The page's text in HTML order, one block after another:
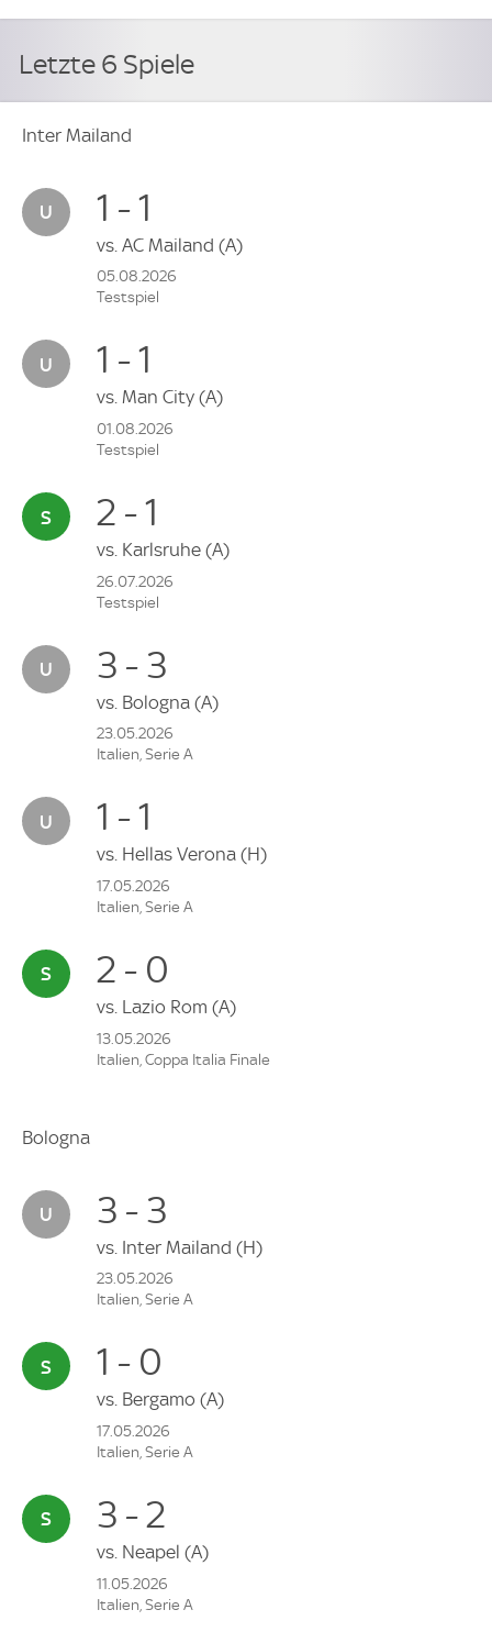
Letzte 6 Spiele
Inter Mailand
1 - 1
vs. AC Mailand (A)
05.08.2026
Testspiel
1 - 1
vs. Man City (A)
01.08.2026
Testspiel
2 - 1
vs. Karlsruhe (A)
26.07.2026
Testspiel
3 - 3
vs. Bologna (A)
23.05.2026
Italien, Serie A
1 - 1
vs. Hellas Verona (H)
17.05.2026
Italien, Serie A
2 - 0
vs. Lazio Rom (A)
13.05.2026
Italien, Coppa Italia Finale
Bologna
3 - 3
vs. Inter Mailand (H)
23.05.2026
Italien, Serie A
1 - 0
vs. Bergamo (A)
17.05.2026
Italien, Serie A
3 - 2
vs. Neapel (A)
11.05.2026
Italien, Serie A